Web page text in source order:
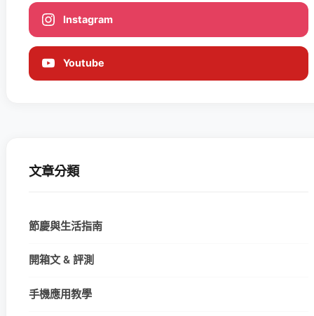
Instagram
Youtube
文章分類
節慶與生活指南
開箱文 & 評測
手機應用教學